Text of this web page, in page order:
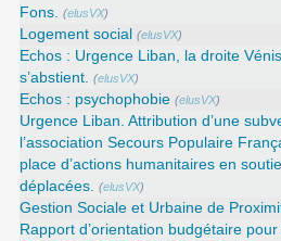
Fons.
(elusVX)
Logement social (elusVX)
Echos : Urgence Liban, la droite
s’abstient.
(elusVX)
Echos : psychophobie (elusVX)
Urgence Liban. Attribution d’une
l’association Secours Populaire
place d’actions humanitaires en
déplacées.
(elusVX)
Gestion Sociale et Urbaine de
Rapport d’orientation budgétaire pour